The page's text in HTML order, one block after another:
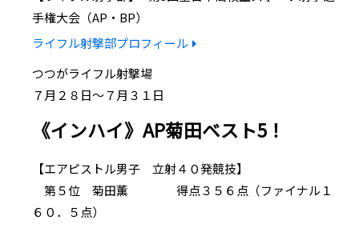
手権大会（AP・BP）
ライフル射撃部プロフィール
つつがライフル射撃場
７月２８日～７月３１日
《インハイ》AP菊田ベスト5！
【エアピストル男子 立射４０発競技】
第５位 菊田薫 得点３５６点（ファイナル１
６０．５点）